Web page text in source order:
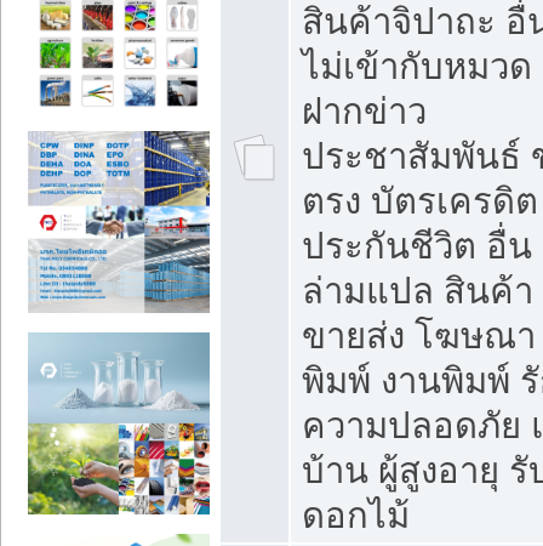
สินค้าจิปาถะ อื่
ไม่เข้ากับหมวด
ฝากข่าว
ประชาสัมพันธ์
ตรง บัตรเครดิต
ประกันชีวิต อื่น
ล่ามแปล สินค้า
ขายส่ง โฆษณา
พิมพ์ งานพิมพ์
ความปลอดภัย
บ้าน ผู้สูงอายุ รั
ดอกไม้